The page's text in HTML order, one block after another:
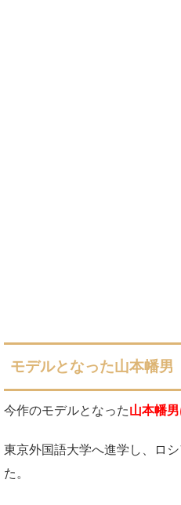
モデルとなった山本幡男
今作のモデルとなった山本幡
東京外国語大学へ進学し、ロ
た。